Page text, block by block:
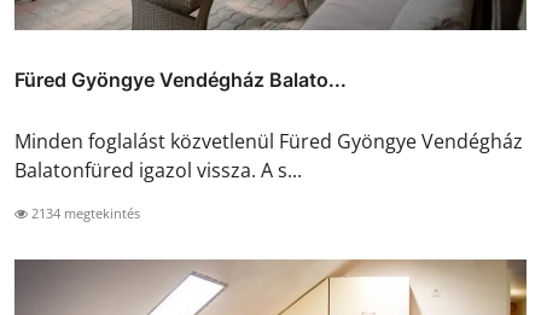
Füred Gyöngye Vendégház Balato...
Minden foglalást közvetlenül Füred Gyöngye Vendégház
Balatonfüred igazol vissza. A s...
2134 megtekintés